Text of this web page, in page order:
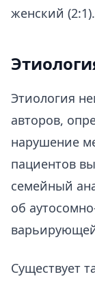
женский (2:1).
Этиология
авторов,
нарушение
пациентов
семейный
об
Существует